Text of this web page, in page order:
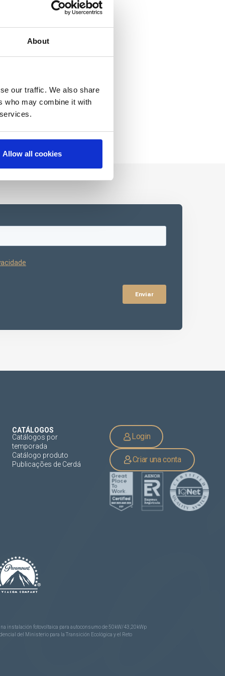
About
our traffic. We also share
who may combine it with
Allow all cookies
CATÁLOGOS
Catálogos por
temporada
Catálogo produto
Publicações de Cerdá
Login
Criar una conta
instalación fotovoltaica para autoconsumo de 50kW/43,20kWp
del Ministerio para la Transición Ecológica y el Reto